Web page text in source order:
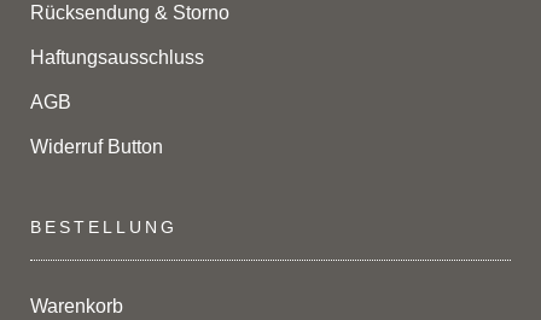
Rücksendung & Storno
Haftungsausschluss
AGB
Widerruf Button
BESTELLUNG
Warenkorb